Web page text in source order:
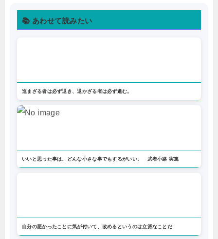
📚 あわせて読みたい
進まざる者は必ず退き、退かざる者は必ず進む。
いいと思った事は、どんな小さな事でもするがいい。 武者小路 実篤
自分の悪かったことに気が付いて、改めるというのは立派なことだ